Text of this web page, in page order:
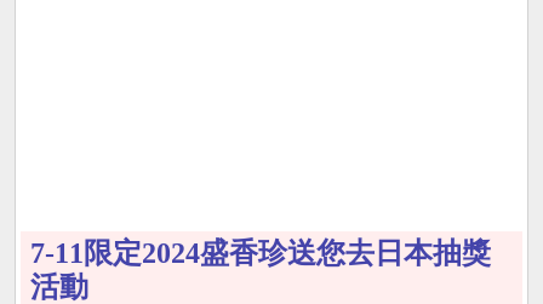
7-11限定2024盛香珍送您去日本抽獎
活動